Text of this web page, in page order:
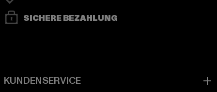
SICHERE BEZAHLUNG